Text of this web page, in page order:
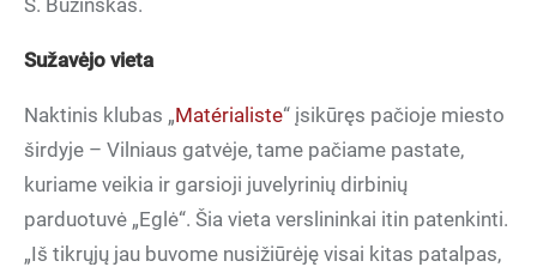
S. Bužinskas.
Sužavėjo vieta
Naktinis klubas „Matérialiste“ įsikūręs pačioje miesto
širdyje – Vilniaus gatvėje, tame pačiame pastate,
kuriame veikia ir garsioji juvelyrinių dirbinių
parduotuvė „Eglė“. Šia vieta verslininkai itin patenkinti.
„Iš tikrųjų jau buvome nusižiūrėję visai kitas patalpas,